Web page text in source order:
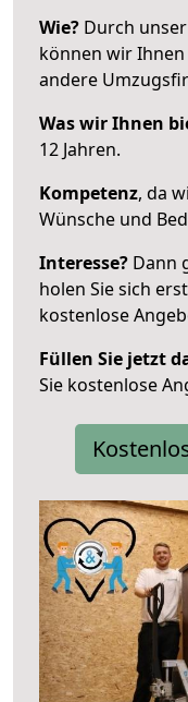
Wie? Durch
können wir
andere
Was wir Ihnen
12 Jahren.
Kompetenz, da
Wünsche und
Interesse? Dann
holen Sie sich
kostenlose
Füllen Sie jetzt
Sie kostenlose